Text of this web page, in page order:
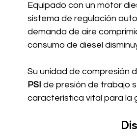
Equipado con un motor
sistema de regulación
demanda de aire
consumo de diesel
Su unidad de compresión
PSI de presión de trabajo
característica vital para la